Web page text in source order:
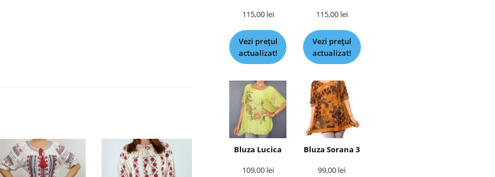
115,00 lei
Vezi prețul
actualizat!
115,00 lei
Vezi prețul
actualizat!
Bluza Lucica
109,00 lei
Bluza Sorana 3
99,00 lei